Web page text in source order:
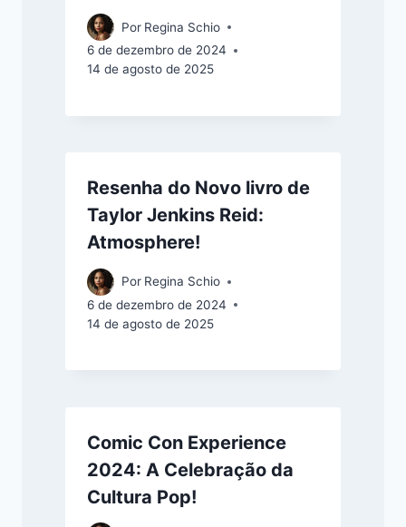
Por Regina Schio
6 de dezembro de 2024
14 de agosto de 2025
Resenha do Novo livro de
Taylor Jenkins Reid:
Atmosphere!
Por Regina Schio
6 de dezembro de 2024
14 de agosto de 2025
Comic Con Experience
2024: A Celebração da
Cultura Pop!